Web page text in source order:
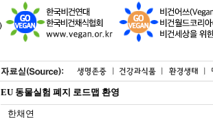
EU 동물실험 폐지 로드맵 환영
한채연